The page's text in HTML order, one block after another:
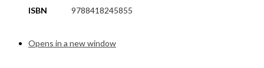
ISBN 9788418245855
Opens in a new window